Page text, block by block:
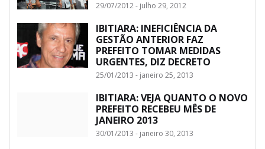
29/07/2012 - julho 29, 2012
IBITIARA: INEFICIÊNCIA DA
GESTÃO ANTERIOR FAZ
PREFEITO TOMAR MEDIDAS
URGENTES, DIZ DECRETO
25/01/2013 - janeiro 25, 2013
IBITIARA: VEJA QUANTO O NOVO
PREFEITO RECEBEU MÊS DE
JANEIRO 2013
30/01/2013 - janeiro 30, 2013